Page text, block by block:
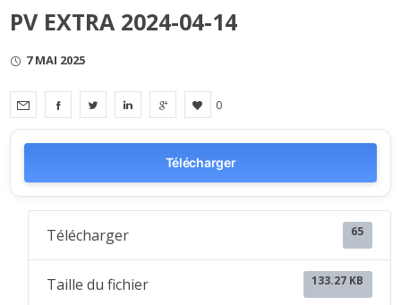
PV EXTRA 2024-04-14
7 MAI 2025
0
Télécharger
Télécharger 65
Taille du fichier 133.27 KB